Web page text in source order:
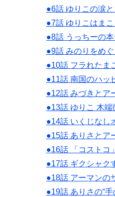
●6話 ゆりこの涙と
●7話 ゆりこはまこ
●8話 うっちーの
●9話 みのりをめ
●10話 フラれたま
●11話 南国のハッ
●12話 みづきとア
●13話 ゆりこ 木
●14話 いくじなし
●15話 ありさとア
●16話 「コストコ
●17話 ギクシャク
●18話 アーマンの
●19話 ありさの“